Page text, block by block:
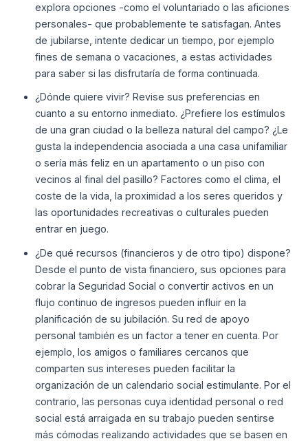
explora opciones -como el voluntariado o las aficiones
personales- que probablemente te satisfagan. Antes
de jubilarse, intente dedicar un tiempo, por ejemplo
fines de semana o vacaciones, a estas actividades
para saber si las disfrutaría de forma continuada.
¿Dónde quiere vivir? Revise sus preferencias en
cuanto a su entorno inmediato. ¿Prefiere los estímulos
de una gran ciudad o la belleza natural del campo? ¿Le
gusta la independencia asociada a una casa unifamiliar
o sería más feliz en un apartamento o un piso con
vecinos al final del pasillo? Factores como el clima, el
coste de la vida, la proximidad a los seres queridos y
las oportunidades recreativas o culturales pueden
entrar en juego.
¿De qué recursos (financieros y de otro tipo) dispone?
Desde el punto de vista financiero, sus opciones para
cobrar la Seguridad Social o convertir activos en un
flujo continuo de ingresos pueden influir en la
planificación de su jubilación. Su red de apoyo
personal también es un factor a tener en cuenta. Por
ejemplo, los amigos o familiares cercanos que
comparten sus intereses pueden facilitar la
organización de un calendario social estimulante. Por el
contrario, las personas cuya identidad personal o red
social está arraigada en su trabajo pueden sentirse
más cómodas realizando actividades que se basen en